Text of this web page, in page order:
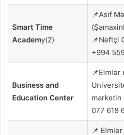
Smart Time
Academy(2)
📌Asif
📌Neftçi
+994
Business and
Education Center
📌Elmlər
marketin
077 618
📌 Elmlər